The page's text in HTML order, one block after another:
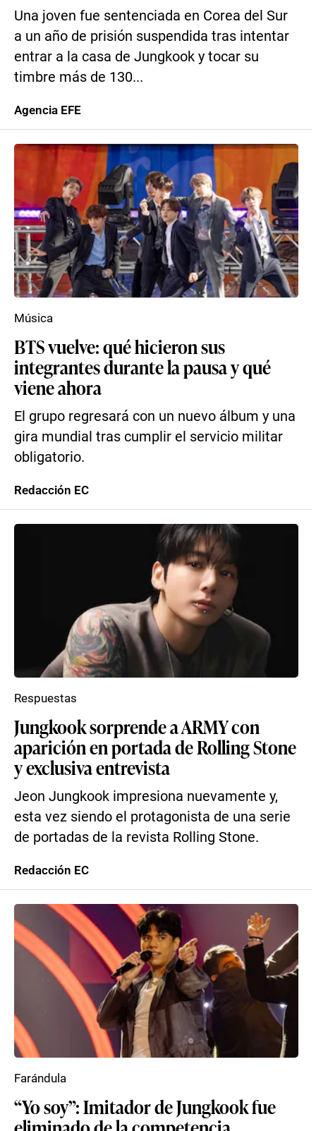
Una joven fue sentenciada en Corea del Sur
a un año de prisión suspendida tras intentar
entrar a la casa de Jungkook y tocar su
timbre más de 130...
Agencia EFE
BTS vuelve: qué hicieron sus
integrantes durante la pausa y qué
viene ahora
El grupo regresará con un nuevo álbum y una
gira mundial tras cumplir el servicio militar
obligatorio.
Música
Redacción EC
Jungkook sorprende a ARMY con
aparición en portada de Rolling Stone
y exclusiva entrevista
Jeon Jungkook impresiona nuevamente y,
esta vez siendo el protagonista de una serie
de portadas de la revista Rolling Stone.
Respuestas
Redacción EC
“Yo soy”: Imitador de Jungkook fue
Farándula